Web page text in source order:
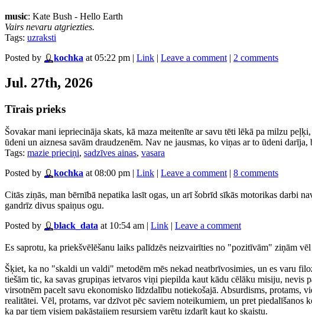
music: Kate Bush - Hello Earth
Vairs nevaru atgriezties.
Tags: uzraksti
Posted by
kochka at 05:22 pm | Link | Leave a comment | 2 comments
Jul. 27th, 2026
Tīrais prieks
Šovakar mani iepriecināja skats, kā maza meitenīte ar savu tēti lēkā pa milzu
ūdeni un aiznesa savām draudzenēm. Nav ne jausmas, ko viņas ar to ūdeni darīja,
Tags: mazie prieciņi, sadzīves ainas, vasara
Posted by
kochka at 08:00 pm | Link | Leave a comment | 8 comments
Citās ziņās, man bērnībā nepatika lasīt ogas, un arī šobrīd sīkās motorikas darbi
gandrīz divus spaiņus ogu.
Posted by
black_data at 10:54 am | Link | Leave a comment
Es saprotu, ka priekšvēlēšanu laiks palīdzēs neizvairīties no "pozitīvām" ziņām
Šķiet, ka no "skaldi un valdi" metodēm mēs nekad neatbrīvosimies, un es varu
tiešām tic, ka savas grupiņas ietvaros viņi piepilda kaut kādu cēlāku misiju,
virsotnēm pacelt savu ekonomisko līdzdalību notiekošajā. Absurdisms, protams,
realitātei. Vēl, protams, var dzīvot pēc saviem noteikumiem, un pret piedalīšanos
ka par tiem visiem pakāstajiem resursiem varētu izdarīt kaut ko skaistu.